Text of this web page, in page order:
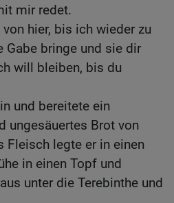
mir redet.
hier, bis ich wieder zu
bringe und sie dir
will bleiben, bis du
und bereitete ein
ungesäuertes Brot von
Fleisch legte er in einen
in einen Topf und
unter die Terebinthe und